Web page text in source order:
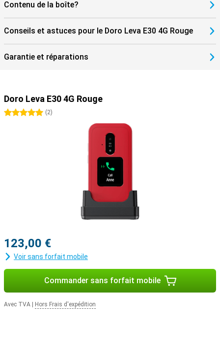
Contenu de la boîte?
Conseils et astuces pour le Doro Leva E30 4G Rouge
Garantie et réparations
Doro Leva E30 4G Rouge
5 étoiles
(2)
123,00 €
Voir sans forfait mobile
Commander sans forfait mobile
Avec TVA Hors Frais d'expédition